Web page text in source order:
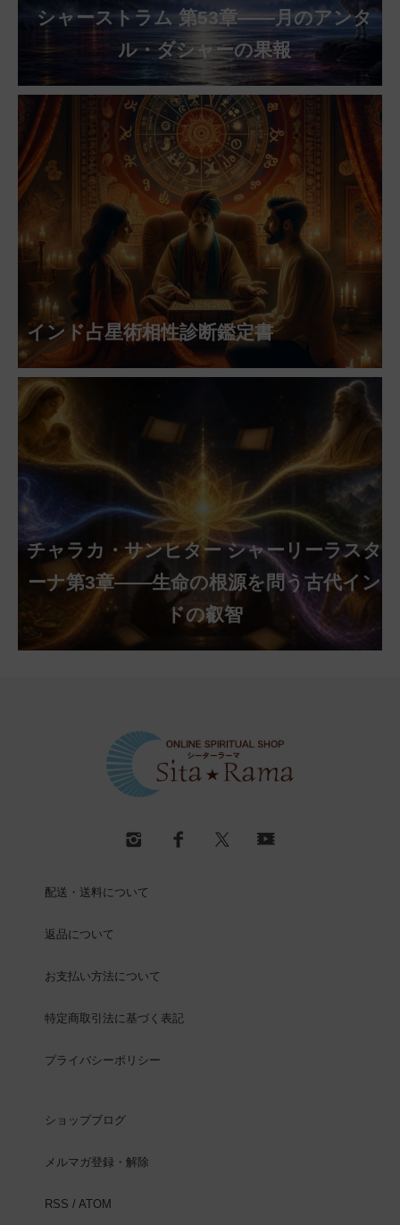
シャーストラム 第53章——月のアンタ
ル・ダシャーの果報
インド占星術相性診断鑑定書
チャラカ・サンヒター シャーリーラスタ
ーナ第3章——生命の根源を問う古代イン
ドの叡智
配送・送料について
返品について
お支払い方法について
特定商取引法に基づく表記
プライバシーポリシー
ショップブログ
メルマガ登録・解除
RSS / ATOM